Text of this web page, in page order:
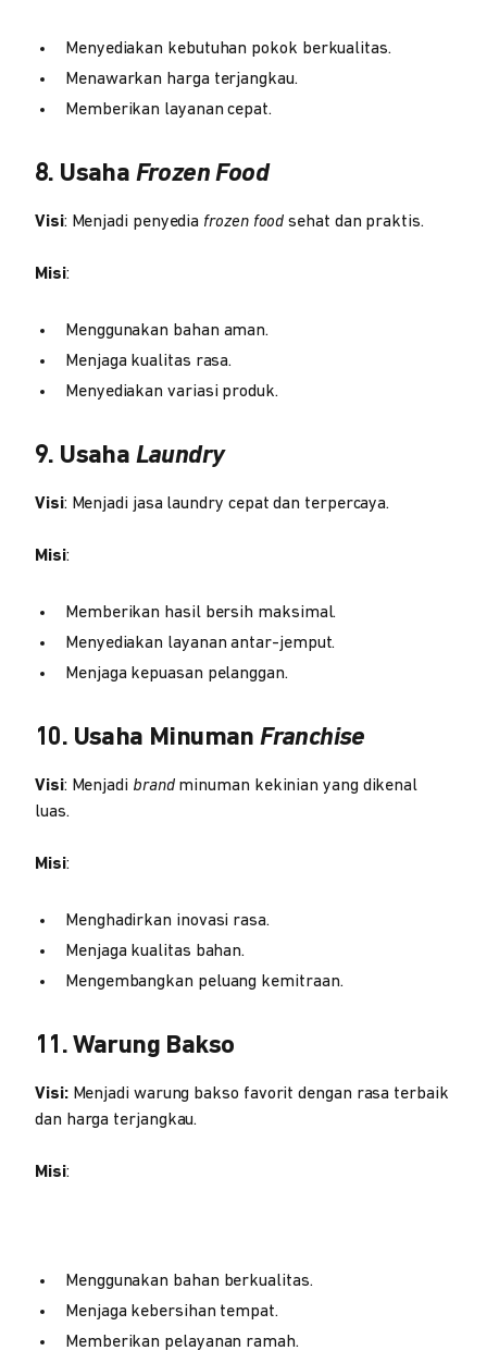
Menyediakan kebutuhan pokok berkualitas.
Menawarkan harga terjangkau.
Memberikan layanan cepat.
8. Usaha Frozen Food
Visi: Menjadi penyedia frozen food sehat dan praktis.
Misi:
Menggunakan bahan aman.
Menjaga kualitas rasa.
Menyediakan variasi produk.
9. Usaha Laundry
Visi: Menjadi jasa laundry cepat dan terpercaya.
Misi:
Memberikan hasil bersih maksimal.
Menyediakan layanan antar-jemput.
Menjaga kepuasan pelanggan.
10. Usaha MinumanFranchise
Visi: Menjadi brandminuman kekinian yang dikenal
luas.
Misi:
Menghadirkan inovasi rasa.
Menjaga kualitas bahan.
Mengembangkan peluang kemitraan.
11. Warung Bakso
Visi:Menjadi warung bakso favorit dengan rasa terbaik
dan harga terjangkau.
Misi:
Menggunakan bahan berkualitas.
Menjaga kebersihan tempat.
Memberikan pelayanan ramah.